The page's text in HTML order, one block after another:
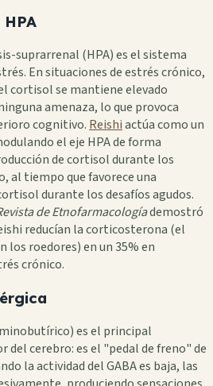
suprarrenal (HPA) es el sistema
En situaciones de estrés crónico,
cortisol se mantiene elevado
amenaza, lo que provoca
cognitivo. Reishiactúa como un
el eje HPA de forma
de cortisol durante los
al tiempo que favorece una
durante los desafíos agudos.
de Etnofarmacologíademostró
reducían la corticosterona (el
roedores) en un 35% en
crónico.
es el principal
cerebro: es el "pedal de freno" de
la actividad del GABA es baja, las